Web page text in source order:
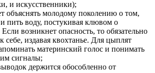
и искусственники);
объяснять молодому поколению о том,
и пить воду, постукивая клювом о
возникнет опасность, то обязательно
себе, издавая квохтанье. Для цыплят
материнский голос и понимать
сигналы;
держится обособленно от